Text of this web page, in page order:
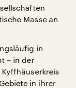
Masse an
in
– in der
in ihrer